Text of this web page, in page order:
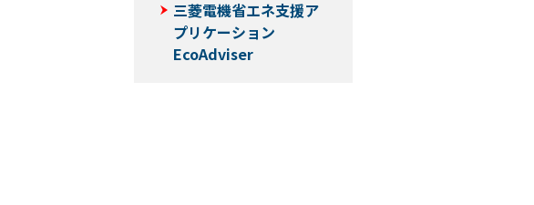
三菱電機省エネ支援ア
プリケーション
EcoAdviser